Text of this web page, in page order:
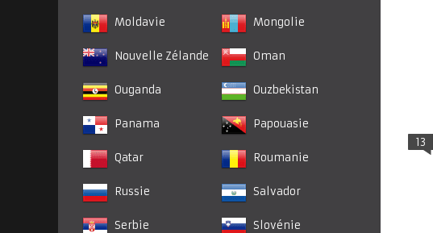
Moldavie Mongolie
Nouvelle Zélande Oman
Ouganda Ouzbekistan
Panama Papouasie
Qatar Roumanie
Russie Salvador
Serbie Slovénie
13